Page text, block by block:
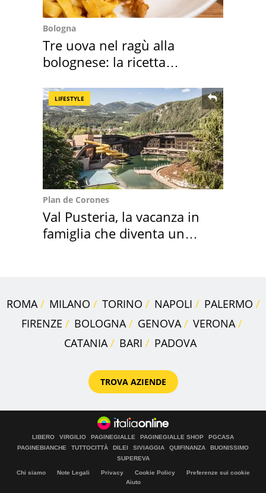
Bologna
Tre uova nel ragù alla
bolognese: la ricetta
LIFESTYLE
Plan de Corones
Val Pusteria, la vacanza in
famiglia che diventa un
ROMA MILANO TORINO NAPOLI
PALERMO
FIRENZE
BOLOGNA GENOVA
VERONA
CATANIA
BARI PADOVA
TROVA AZIENDE
LIBERO VIRGILIO PAGINEGIALLE PAGINEGIALLE SHOP
PGCASA
PAGINEBIANCHE
TUTTOCITTÀ DILEI SIVIAGGIA QUIFINANZA
BUONISSIMO
SUPEREVA
Chi siamo Note Legali Privacy Cookie Policy
Preferenze sui cookie
Aiuto